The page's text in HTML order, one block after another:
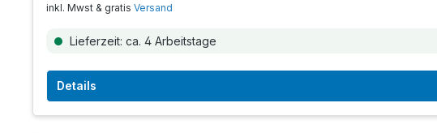
inkl. Mwst & gratis Versand
Lieferzeit: ca. 4 Arbeitstage
Details